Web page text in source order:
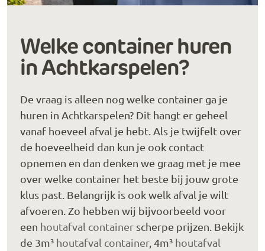
Welke container huren
in Achtkarspelen?
De vraag is alleen nog welke container ga je
huren in Achtkarspelen? Dit hangt er geheel
vanaf hoeveel afval je hebt. Als je twijfelt over
de hoeveelheid dan kun je ook contact
opnemen en dan denken we graag met je mee
over welke container het beste bij jouw grote
klus past. Belangrijk is ook welk afval je wilt
afvoeren. Zo hebben wij bijvoorbeeld voor
een houtafval container scherpe prijzen. Bekijk
de 3m³ houtafval container, 4m³ houtafval